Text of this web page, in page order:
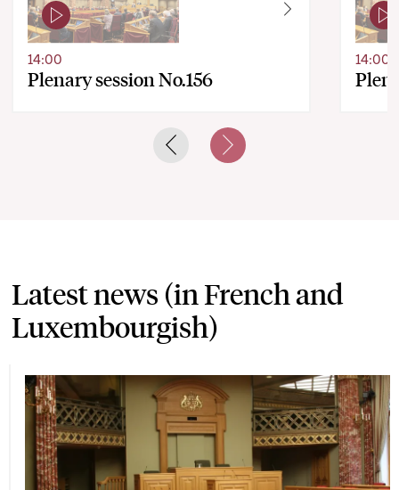
Plenary session No.156
14:00 14:00
Previous slideNext slide
Latest news (in French and
Luxembourgish)